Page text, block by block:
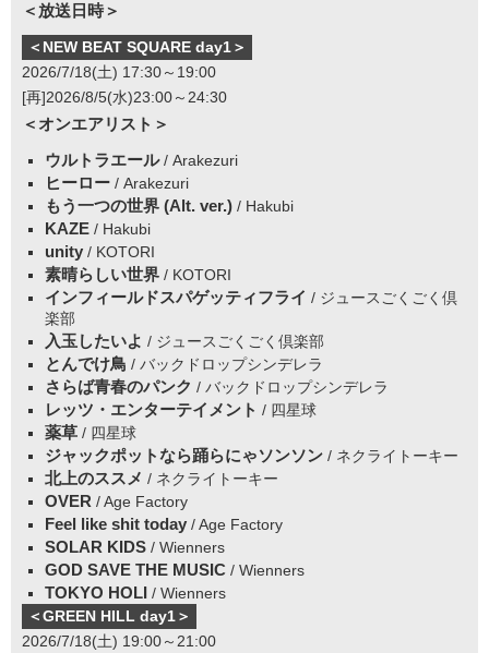
＜放送日時＞
＜NEW BEAT SQUARE day1＞
2026/7/18(土) 17:30～19:00
[再]2026/8/5(水)23:00～24:30
＜オンエアリスト＞
ウルトラエール/ Arakezuri
ヒーロー / Arakezuri
もう一つの世界 (Alt. ver.) / Hakubi
KAZE / Hakubi
unity / KOTORI
素晴らしい世界 / KOTORI
インフィールドスパゲッティフライ / ジュースごくごく倶
楽部
入玉したいよ / ジュースごくごく倶楽部
とんでけ鳥 / バックドロップシンデレラ
さらば青春のパンク / バックドロップシンデレラ
レッツ・エンターテイメント / 四星球
薬草 / 四星球
ジャックポットなら踊らにゃソンソン / ネクライトーキー
北上のススメ / ネクライトーキー
OVER / Age Factory
Feel like shit today / Age Factory
SOLAR KIDS / Wienners
GOD SAVE THE MUSIC / Wienners
TOKYO HOLI / Wienners
＜GREEN HILL day1＞
2026/7/18(土) 19:00～21:00